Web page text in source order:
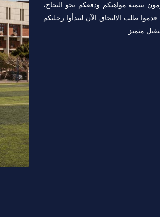
بتنمية مواهبكم ودفعكم نحو النجاح،
طلب الالتحاق الآن لتبدأوا رحلتكم
متميز.